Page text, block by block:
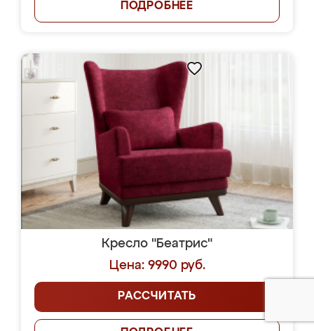
ПОДРОБНЕЕ
Кресло "Беатрис"
Цена: 9990 руб.
РАССЧИТАТЬ